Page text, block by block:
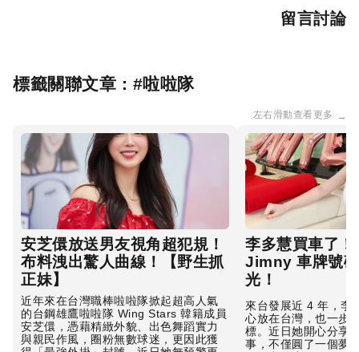
留言討論
標籤關聯文章 : #啦啦隊
左右滑動查看更多 →
安芝儇放送男友視角超犯規！
布料洩出驚人曲線！【野生抓
正妹】
近年來在台灣職棒啦啦隊掀起超高人氣
的台鋼雄鷹啦啦隊 Wing Stars 韓籍成員
安芝儇，憑藉精緻外貌、出色舞蹈實力
與親民作風，圈粉無數球迷，更因此獲
李多慧買車了
Jimny 車牌號
光！
來台發展近 4 年，李
心放在台灣，也一步
標。近日她開心分享
事，不僅圓了一個夢